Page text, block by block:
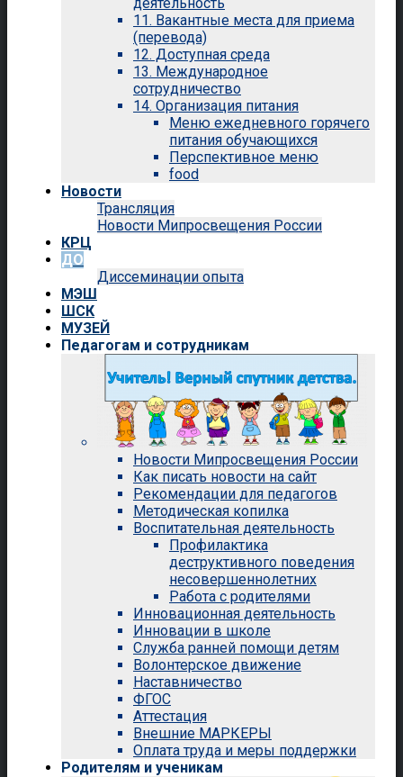
11. Вакантные места для приема
(перевода)
12. Доступная среда
13. Международное
сотрудничество
14. Организация питания
Меню ежедневного горячего
питания обучающихся
Перспективное меню
food
Новости
Трансляция
Новости Мипросвещения России
КРЦ
ДО
Диссеминации опыта
МЭШ
ШСК
МУЗЕЙ
Педагогам и сотрудникам
Новости Мипросвещения России
Как писать новости на сайт
Рекомендации для педагогов
Методическая копилка
Воспитательная деятельность
Профилактика
деструктивного поведения
несовершеннолетних
Работа с родителями
Инновационная деятельность
Инновации в школе
Служба ранней помощи детям
Волонтерское движение
Наставничество
ФГОС
Аттестация
Внешние МАРКЕРЫ
Оплата труда и меры поддержки
Родителям и ученикам